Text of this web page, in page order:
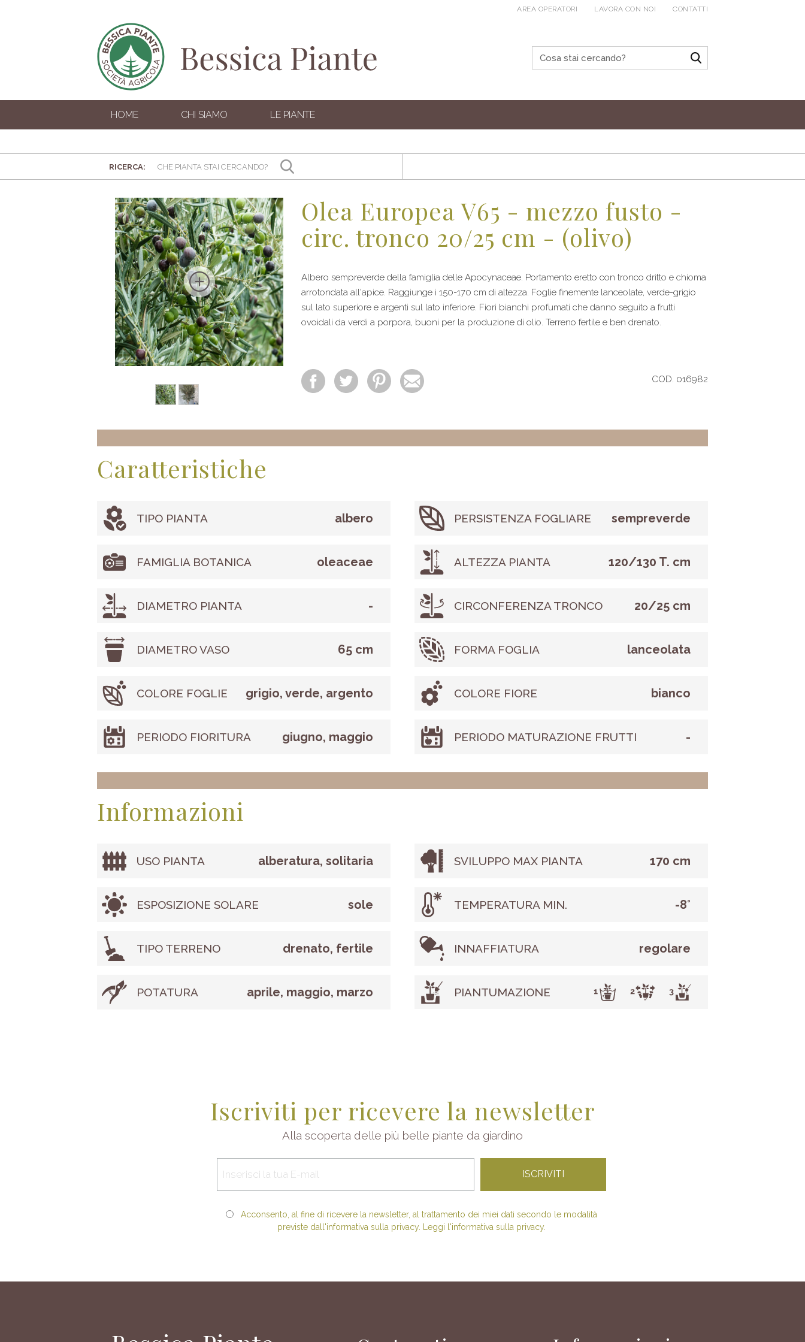
AREA OPERATORI LAVORA CON NOI CONTATTI
HOME CHI SIAMO LE PIANTE
RICERCA:
Olea Europea V65 - mezzo fusto -
circ. tronco 20/25 cm - (olivo)
Albero sempreverde della famiglia delle Apocynaceae. Portamento eretto con tronco dritto e chioma
arrotondata all'apice. Raggiunge i 150-170 cm di altezza. Foglie finemente lanceolate, verde-grigio
sul lato superiore e argenti sul lato inferiore. Fiori bianchi profumati che danno seguito a frutti
ovoidali da verdi a porpora, buoni per la produzione di olio. Terreno fertile e ben drenato.
COD. 016982
Caratteristiche
TIPO PIANTA albero PERSISTENZA FOGLIARE sempreverde
FAMIGLIA BOTANICA oleaceae ALTEZZA PIANTA 120/130 T. cm
DIAMETRO PIANTA - CIRCONFERENZA TRONCO 20/25 cm
DIAMETRO VASO 65 cm FORMA FOGLIA lanceolata
COLORE FOGLIE grigio, verde, argento COLORE FIORE bianco
PERIODO FIORITURA giugno, maggio PERIODO MATURAZIONE FRUTTI -
Informazioni
USO PIANTA alberatura, solitaria SVILUPPO MAX PIANTA 170 cm
ESPOSIZIONE SOLARE sole TEMPERATURA MIN. -8°
TIPO TERRENO drenato, fertile INNAFFIATURA regolare
POTATURA aprile, maggio, marzo PIANTUMAZIONE
Iscriviti per ricevere la newsletter
Alla scoperta delle più belle piante da giardino
Acconsento, al fine di ricevere la newsletter, al trattamento dei miei dati secondo le modalità
previste dall'informativa sulla privacy. Leggi l'informativa sulla privacy.